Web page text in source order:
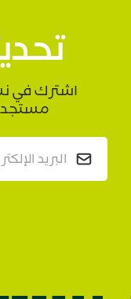
اشترك في